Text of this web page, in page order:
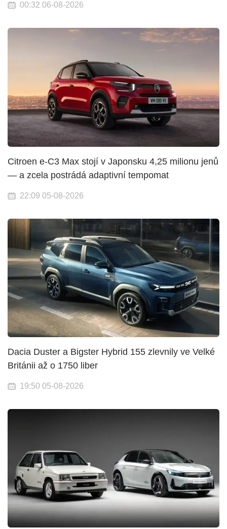
00:32 06-08-2026
Citroen e-C3 Max stojí v Japonsku 4,25 milionu jenů
— a zcela postrádá adaptivní tempomat
22:09 05-08-2026
Dacia Duster a Bigster Hybrid 155 zlevnily ve Velké
Británii až o 1750 liber
19:50 05-08-2026